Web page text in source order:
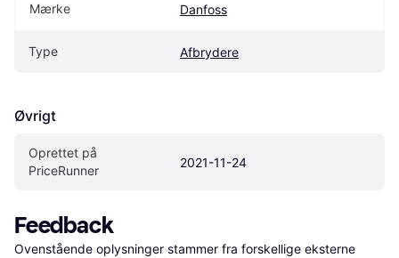
Mærke Danfoss
Type Afbrydere
Øvrigt
Oprettet på
PriceRunner
2021-11-24
Feedback
Ovenstående oplysninger stammer fra forskellige eksterne